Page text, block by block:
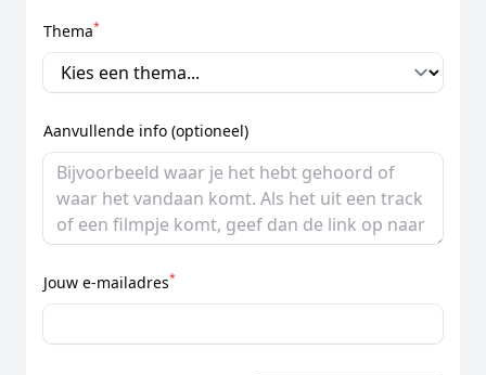
Thema*
Aanvullende info (optioneel)
Jouw e-mailadres*